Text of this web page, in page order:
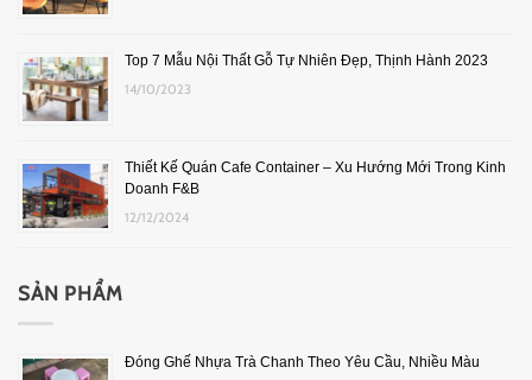
Top 7 Mẫu Nội Thất Gỗ Tự Nhiên Đẹp, Thịnh Hành 2023
14/10/2023
Thiết Kế Quán Cafe Container – Xu Hướng Mới Trong Kinh
Doanh F&B
12/12/2024
SẢN PHẨM
Đóng Ghế Nhựa Trà Chanh Theo Yêu Cầu, Nhiều Màu